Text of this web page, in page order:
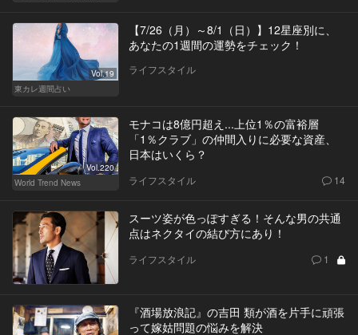
Vol.19
東カレ週間占い
【7/26（月）～8/1（日）】12星座別に、
あなたの1週間の運勢をチェック！
ライフスタイル
Vol.220
World Trend News
モナコは8億円超え...上位1％の富裕層
「1％クラブ」の仲間入りに必要な資産、
日本はいくら？
ライフスタイル 14
スーツ姿が色っぽすぎる！そんな男の共通
点はネクタイの結び方にあり！
ライフスタイル 1
『酒場放浪記』の吉田 類が酒を片手に頑張
って嫁姑問題の悩みを解決